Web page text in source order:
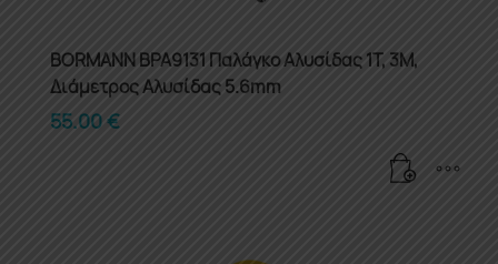
BORMANN BPA9131 Παλάγκο Αλυσίδας 1T, 3M,
Διάμετρος Αλυσίδας 5.6mm
55.00€